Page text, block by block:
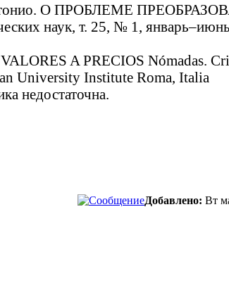
Антонио. О ПРОБЛЕМЕ
наук, т. 25, № 1,
A PRECIOS Nómadas.
University Institute Roma, Italia
недостаточна.
Добавлено: Вт